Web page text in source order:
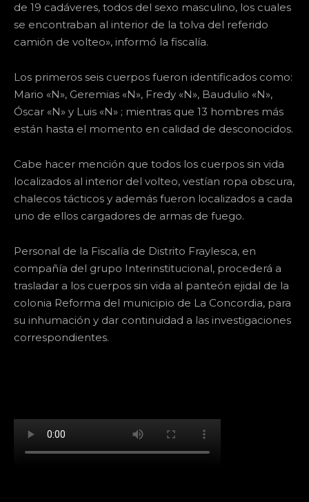
de 19 cadáveres, todos del sexo masculino, los cuales
se encontraban al interior de la tolva del referido
camión de volteo», informó la fiscalía.
Los primeros seis cuerpos fueron identificados como:
Mario «N», Geremias «N», Fredy «N», Baudulio «N»,
Óscar «N» y Luis «N» ; mientras que 13 hombres más
están hasta el momento en calidad de desconocidos.
Cabe hacer mención que todos los cuerpos sin vida
localizados al interior del volteo, vestían ropa obscura,
chalecos tácticos y además fueron localizados a cada
uno de ellos cargadores de armas de fuego.
Personal de la Fiscalía de Distrito Fraylesca, en
compañía del grupo Interinstitucional, procederá a
trasladar a los cuerpos sin vida al panteón ejidal de la
colonia Reforma del municipio de La Concordia, para
su inhumación y dar continuidad a las investigaciones
correspondientes.